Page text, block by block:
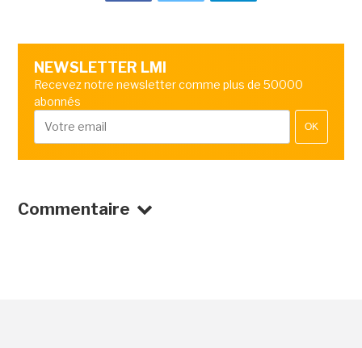
NEWSLETTER LMI
Recevez notre newsletter comme plus de 50000
abonnés
OK
Commentaire